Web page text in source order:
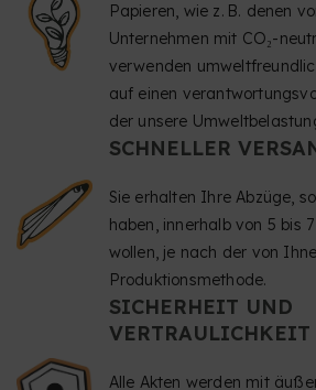
Papieren, wie z. B. denen
Unternehmen mit CO₂-
verwenden
auf einen
der unsere
SCHNELLER
Sie erhalten Ihre Abzüge,
haben, innerhalb von 5 bis
wollen, je nach der von
Produktionsmethode.
SICHERHEIT UND
VERTRAULICHKEIT
Alle Akten werden mit